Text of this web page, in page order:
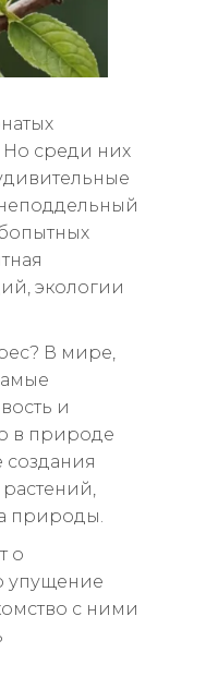
Но среди них
экологии
В мире,
и
в природе
создания
природы.
о
упущение
с ними